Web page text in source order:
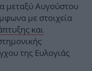
μεταξύ Αυγούστου
με στοιχεία
και
της Ευλογιάς